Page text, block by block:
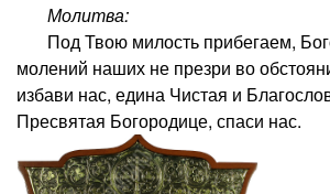
Молитва:
Под Твою милость прибегаем,
молений наших не презри во
избави нас, едина Чистая и
Пресвятая Богородице, спаси нас.